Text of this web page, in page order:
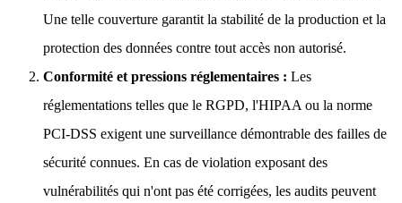
Une telle couverture garantit la stabilité de la production et la
protection des données contre tout accès non autorisé.
Conformité et pressions réglementaires : Les
réglementations telles que le RGPD, l'HIPAA ou la norme
PCI-DSS exigent une surveillance démontrable des failles de
sécurité connues. En cas de violation exposant des
vulnérabilités qui n'ont pas été corrigées, les audits peuvent